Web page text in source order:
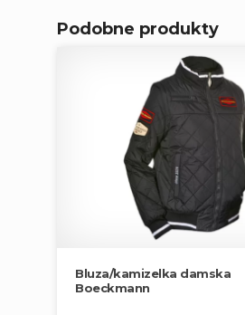
Podobne produkty
Bluza/kamizelka damska
Boeckmann